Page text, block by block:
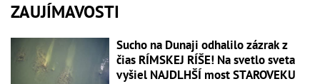
ZAUJÍMAVOSTI
Sucho na Dunaji odhalilo zázrak z
čias RÍMSKEJ RÍŠE! Na svetlo sveta
vyšiel NAJDLHŠÍ most STAROVEKU